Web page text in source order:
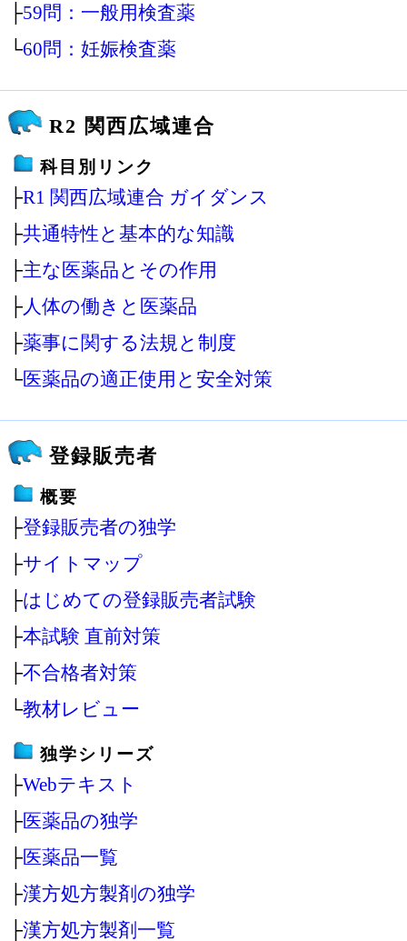
├59問：一般用検査薬
└60問：妊娠検査薬
R2 関西広域連合
科目別リンク
├R1 関西広域連合 ガイダンス
├共通特性と基本的な知識
├主な医薬品とその作用
├ 人体の働きと医薬品
├薬事に関する法規と制度
└医薬品の適正使用と安全対策
登録販売者
概要
├登録販売者の独学
├サイトマップ
├はじめての登録販売者試験
├本試験 直前対策
├不合格者対策
└教材レビュー
独学シリーズ
├Webテキスト
├医薬品の独学
├医薬品一覧
├漢方処方製剤の独学
├漢方処方製剤一覧